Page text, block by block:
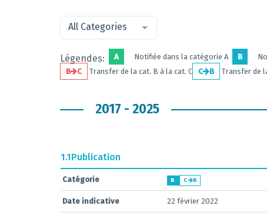
All Categories
Légendes: A Notifiée dans la catégorie A B
B
C Transfer de la cat. B à la cat. C C B Transfer de
2017 - 2025
1.1Publication
Catégorie B C B
Date indicative 22 février 2022